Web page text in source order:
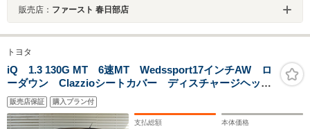
販売店： ファースト 春日部店
トヨタ
iQ 1.3 130G MT 6速MT Wedssport17インチAW ロ
ーダウン Clazzioシートカバー ディスチャージヘッド
ライト オートライト ナビ バックカメラ フルセグ
TV DVD Bluetooth
販売店保証 購入プラン付
支払総額 本体価格